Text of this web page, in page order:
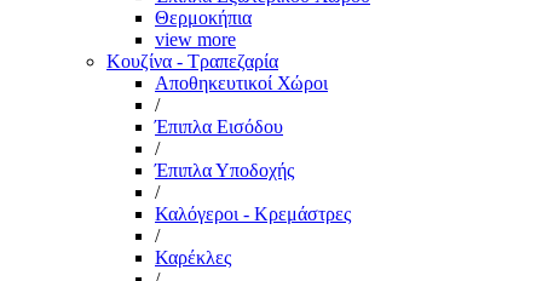
Θερμοκήπια
view more
Κουζίνα - Τραπεζαρία
Αποθηκευτικοί Χώροι
/
Έπιπλα Εισόδου
/
Έπιπλα Υποδοχής
/
Καλόγεροι - Κρεμάστρες
/
Καρέκλες